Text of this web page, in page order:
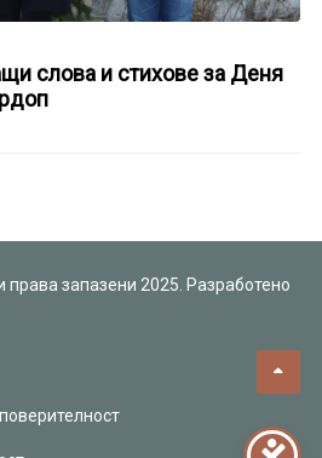
слова и стихове за Деня
права запазени 2025. Разработено